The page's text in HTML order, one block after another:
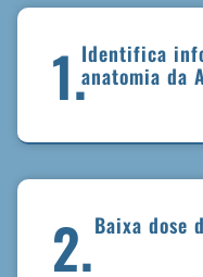
1.Identifica
anatomia da
2.Baixa dose